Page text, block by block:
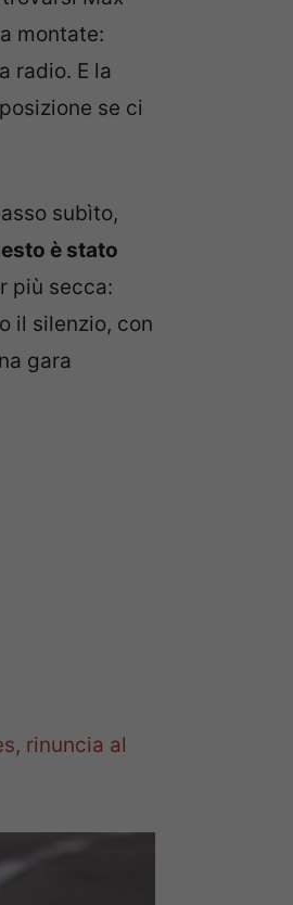
montate:
radio. E la
se ci
subìto,
è stato
più secca:
il silenzio, con
gara
rinuncia al